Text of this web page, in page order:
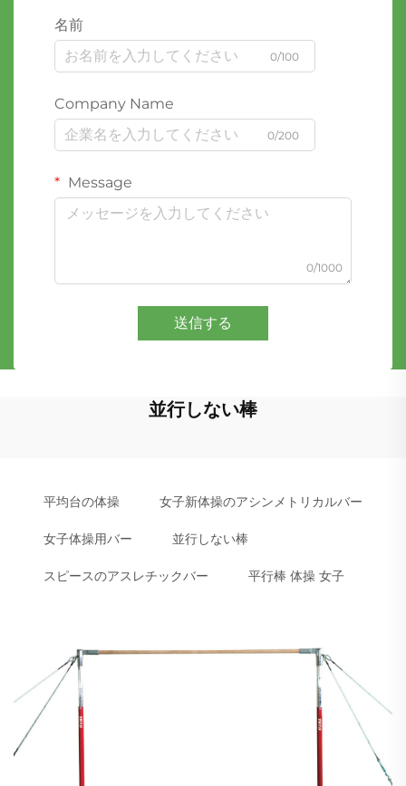
名前
0/100
Company Name
0/200
Message
0/1000
送信する
並行しない棒
平均台の体操 女子新体操のアシンメトリカルバー
女子体操用バー 並行しない棒
スピースのアスレチックバー 平行棒 体操 女子